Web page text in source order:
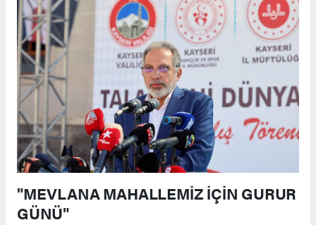
"MEVLANA MAHALLEMİZ İÇİN GURUR
GÜNÜ"